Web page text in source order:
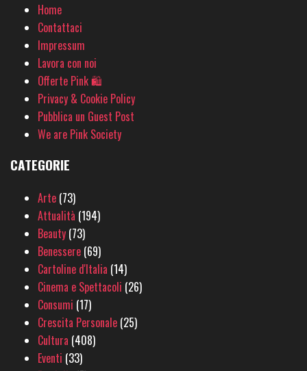
Home
Contattaci
Impressum
Lavora con noi
Offerte Pink 🛍
Privacy & Cookie Policy
Pubblica un Guest Post
We are Pink Society
CATEGORIE
Arte (73)
Attualità (194)
Beauty (73)
Benessere (69)
Cartoline d'Italia (14)
Cinema e Spettacoli (26)
Consumi (17)
Crescita Personale (25)
Cultura (408)
Eventi (33)